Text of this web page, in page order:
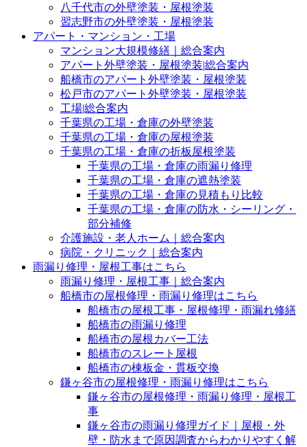
八千代市の外壁塗装・屋根塗装
習志野市の外壁塗装・屋根塗装
アパート・マンション・工場
マンション大規模修繕｜総合案内
アパート外壁塗装・屋根塗装|総合案内
船橋市のアパート外壁塗装・屋根塗装
松戸市のアパート外壁塗装・屋根塗装
工場|総合案内
千葉県の工場・倉庫の外壁塗装
千葉県の工場・倉庫の屋根塗装
千葉県の工場・倉庫の折板屋根塗装
千葉県の工場・倉庫の雨漏り修理
千葉県の工場・倉庫の遮熱塗装
千葉県の工場・倉庫の見積もり比較
千葉県の工場・倉庫の防水・シーリング・
部分補修
介護施設・老人ホーム｜総合案内
病院・クリニック｜総合案内
雨漏り修理・屋根工事はこちら
雨漏り修理・屋根工事｜総合案内
船橋市の屋根修理・雨漏り修理はこちら
船橋市の屋根工事・屋根修理・雨漏れ修繕
船橋市の雨漏り修理
船橋市の屋根カバー工法
船橋市のスレート屋根
船橋市の棟板金・貫板交換
鎌ヶ谷市の屋根修理・雨漏り修理はこちら
鎌ヶ谷市の屋根修理・雨漏り修理・屋根工
事
鎌ヶ谷市の雨漏り修理ガイド｜屋根・外
壁・防水まで原因調査からわかりやすく解